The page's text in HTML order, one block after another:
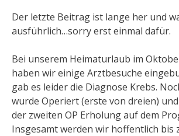
Der letzte Beitrag ist lange her und
ausführlich…sorry erst einmal dafür.
Bei unserem Heimaturlaub im
haben wir einige Arztbesuche
gab es leider die Diagnose Krebs.
wurde Operiert (erste von dreien)
der zweiten OP Erholung auf dem
Insgesamt werden wir hoffentlich bis